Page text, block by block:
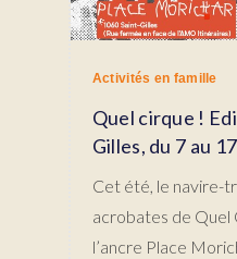
Activités en famille
Quel cirque !
Gilles, du 7 au
Cet été, le navire-
acrobates de
l’ancre Place